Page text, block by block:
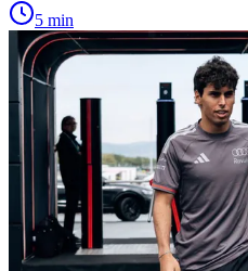
5 min